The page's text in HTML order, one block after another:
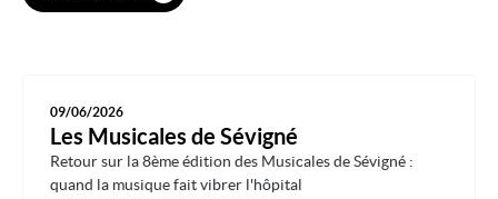
09/06/2026
Les Musicales de Sévigné
Retour sur la 8ème édition des Musicales de Sévigné :
quand la musique fait vibrer l'hôpital